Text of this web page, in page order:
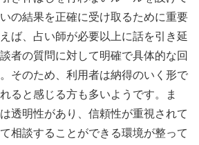
の結果を正確に受け取るために重要
ば、占い師が必要以上に話を引き延
者の質問に対して明確で具体的な回
そのため、利用者は納得のいく形で
ると感じる方も多いようです。ま
透明性があり、信頼性が重視されて
相談することができる環境が整って